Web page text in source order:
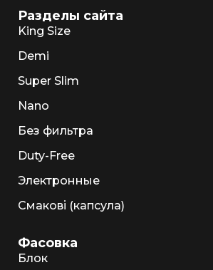
Разделы сайта
King Size
Demi
Super Slim
Nano
Без фильтра
Duty-Free
Электронные
Смакові (капсула)
Фасовка
Блок